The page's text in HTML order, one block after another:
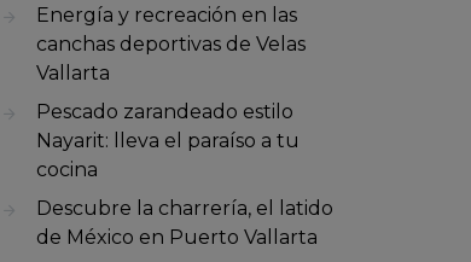
Energía y recreación en las
canchas deportivas de Velas
Vallarta
Pescado zarandeado estilo
Nayarit: lleva el paraíso a tu
cocina
Descubre la charrería, el latido
de México en Puerto Vallarta